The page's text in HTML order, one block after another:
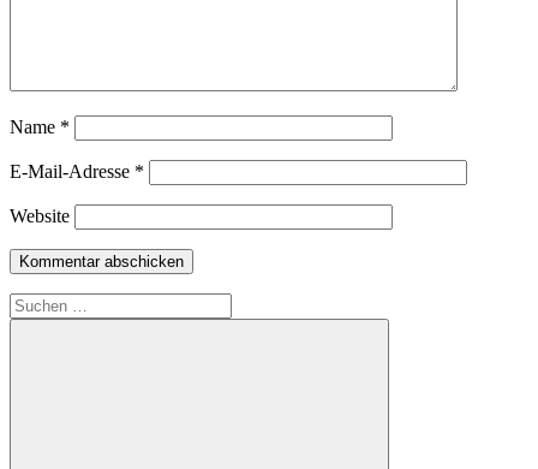
Name *
E-Mail-Adresse *
Website
Suchen
nach: